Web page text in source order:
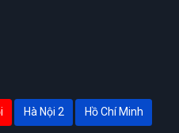
Hà Nội 2 Hồ Chí Minh